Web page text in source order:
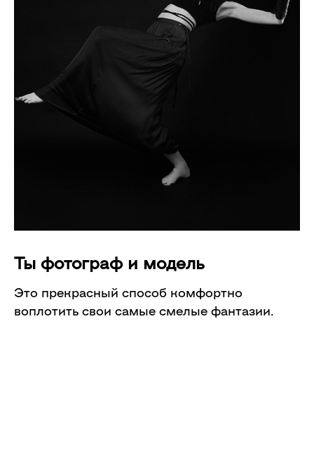
Ты фотограф и модель
Это прекрасный способ комфортно
воплотить свои самые смелые фантазии.